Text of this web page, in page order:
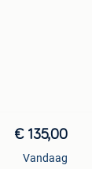
€ 135,00
Vandaag